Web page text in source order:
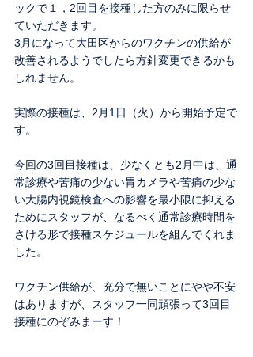
ックで１，2回目を接種した方のみに限らせ
ていただきます。
3月になって大田区からのワクチンの供給が
改善されるようでしたら方針変更できるかも
しれません。
実際の接種は、2月1日（火）から開始予定で
す。
今回の3回目接種は、少なくとも2月中は、通
常診療や苦痛の少ない胃カメラや苦痛の少な
い大腸内視鏡検査への影響を最小限に抑える
ためにスタッフが、なるべく通常診療時間を
さける形で接種スケジュールを組んでくれま
した。
ワクチン供給が、充分で無いことにやや不安
はありますが、スタッフ一同頑張って3回目
接種にのぞみまーす！